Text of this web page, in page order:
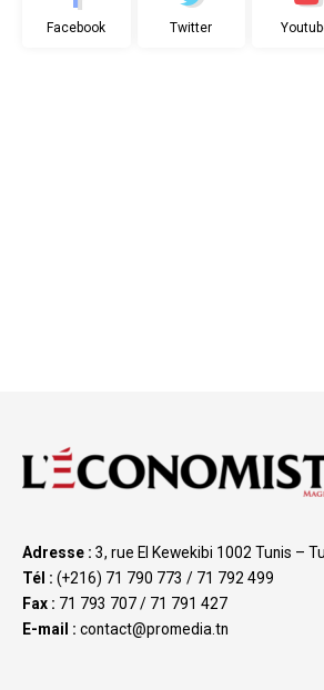
Facebook Twitter
Adresse : 3, rue El Kewekibi 1002 Tunis –
Tél : (+216) 71 790 773 / 71 792 499
Fax : 71 793 707 / 71 791 427
E-mail : contact@promedia.tn